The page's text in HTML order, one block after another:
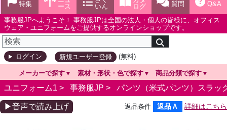
ム
Q&A
質問
ログ
いん
ース
特集
事務服JPへようこそ！ 事務服JPは全国の法人・個人の皆様に、オフィス
ウェア・ユニフォームをご提供するオンラインショップです。
ログイン 新規ユーザー登録 (無料)
メーカーで探す 素材・形状・色で探す 商品分類で探す
ユニフォーム1 > 事務服JP > パンツ（米式パンツ）スラッ
▶音声で読み上げ 返品条件 返品Ａ 詳細はこちら